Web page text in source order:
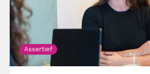
Assertief